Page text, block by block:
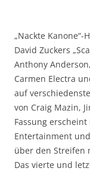
„Nackte Kanone“-
David Zuckers
Anthony
Carmen Electra
auf
von Craig Mazin,
Fassung
Entertainment
über den Streifen
Das vierte und